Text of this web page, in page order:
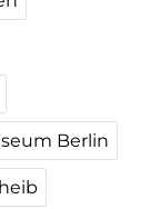
Berlin